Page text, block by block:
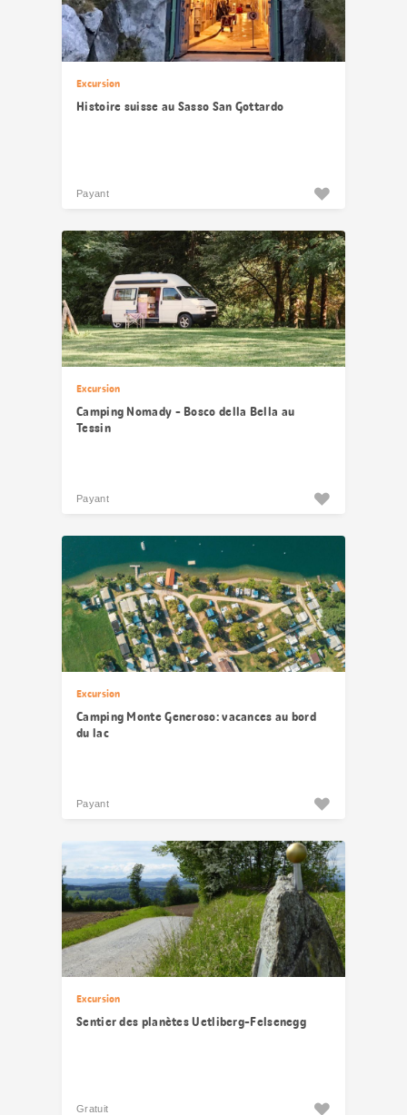
Excursion
Histoire suisse au Sasso San Gottardo
Payant
Excursion
Camping Nomady - Bosco della Bella au
Tessin
Payant
Excursion
Camping Monte Generoso: vacances au bord
du lac
Payant
Excursion
Sentier des planètes Uetliberg-Felsenegg
Gratuit